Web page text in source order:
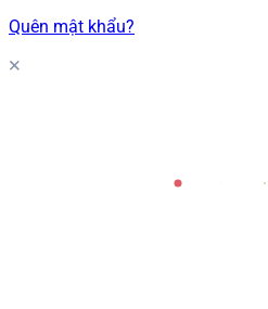
Quên mật khẩu?